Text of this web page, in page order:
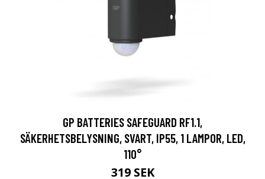
GP BATTERIES SAFEGUARD RF1.1,
SÄKERHETSBELYSNING, SVART, IP55, 1 LAMPOR, LED,
110°
319 SEK